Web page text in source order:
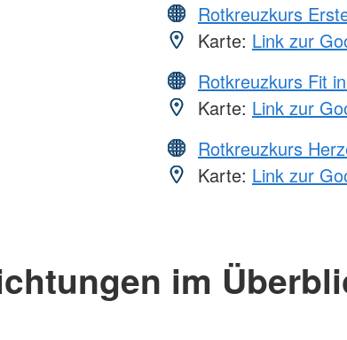
Rotkreuzkurs
Karte: Link zur
Rotkreuzkurs Fit
Karte: Link zur
Rotkreuzkurs
Karte: Link zur
im